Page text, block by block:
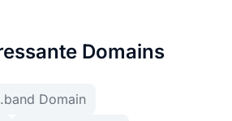
Domains
.band Domain